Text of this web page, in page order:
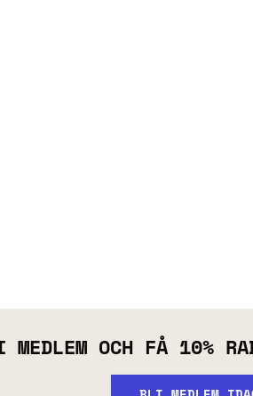
MEDLEM OCH FÅ 10%